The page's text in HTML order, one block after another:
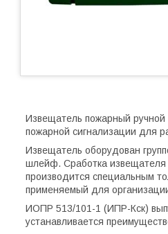
Извещатель пожарный
пожарной сигнализации для
Извещатель оборудован
шлейф. Сработка извещателя
производится специальным
применяемый для
ИОПР 513/101-1 (ИПР-Кск)
устанавливается